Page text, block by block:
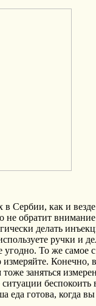
в Сербии, как и
не обратит
делать
ручки и
угодно. То же самое с
измеряйте. Конечно,
заняться
беспокоить
еда готова, когда вы